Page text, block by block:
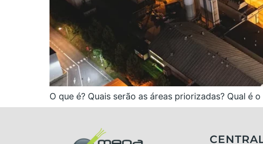
O que é? Quais serão as áreas priorizadas? Qual